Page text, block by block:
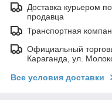
Доставка курьером
продавца
Транспортная
Официальный
Караганда, ул.
Все условия доставки